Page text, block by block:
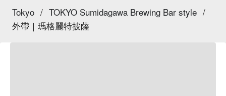
Tokyo / TOKYO Sumidagawa Brewing Bar style /
外帶｜瑪格麗特披薩